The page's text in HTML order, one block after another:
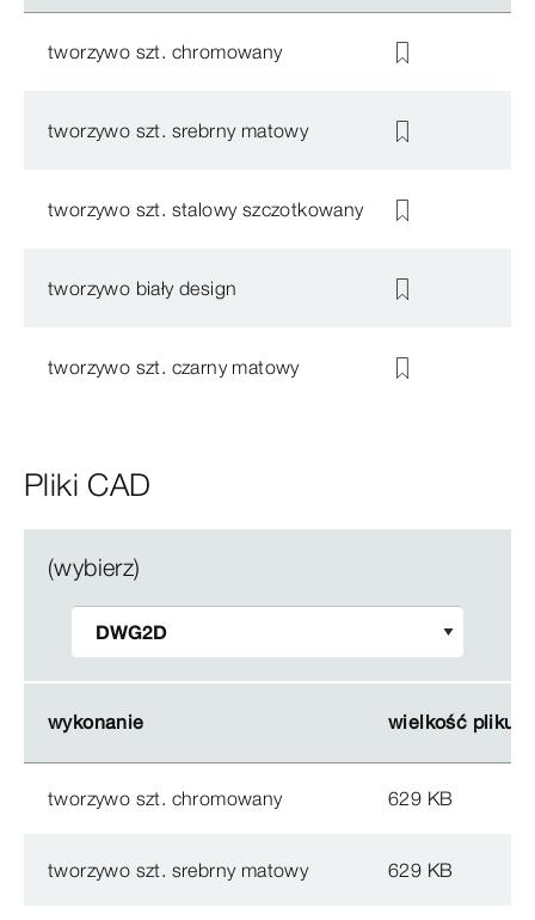
tworzywo szt. chromowany
tworzywo szt. srebrny matowy
tworzywo szt. stalowy szczotkowany
tworzywo biały design
tworzywo szt. czarny matowy
Pliki CAD
(wybierz)
wykonanie wielkość pliku
wykonanie wielkość pliku
tworzywo szt. chromowany 629 KB
tworzywo szt. srebrny matowy 629 KB